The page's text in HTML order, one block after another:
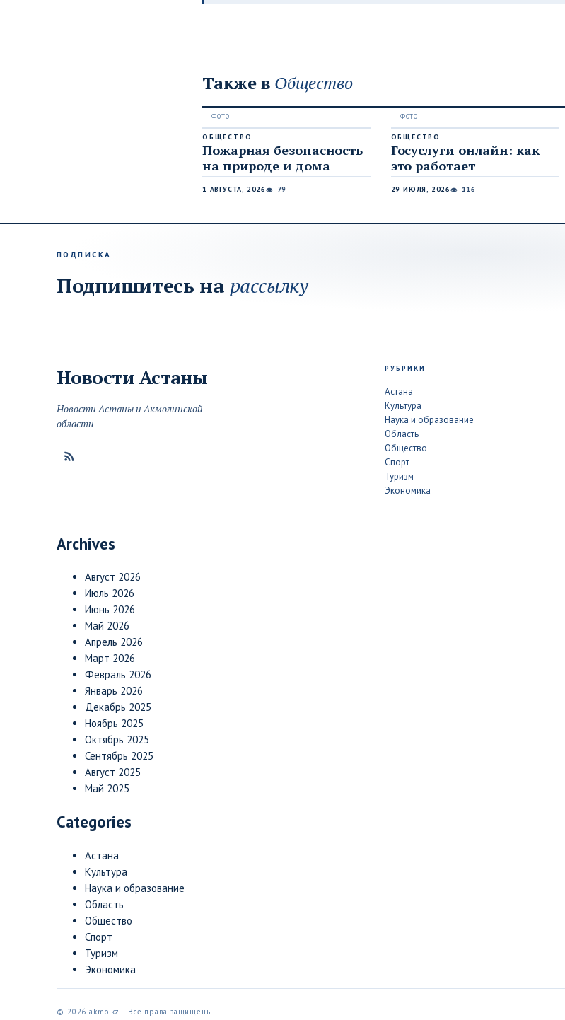
Также в Общество
ОБЩЕСТВО
Пожарная безопасность
на природе и дома
1 АВГУСТА, 2026👁 79
ОБЩЕСТВО
Госуслуги онлайн: как
это работает
29 ИЮЛЯ, 2026👁 116
ПОДПИСКА
Подпишитесь на рассылку
Новости Астаны
Новости Астаны и Акмолинской
области
РУБРИКИ
Астана
Культура
Наука и образование
Область
Общество
Спорт
Туризм
Экономика
Archives
Август 2026
Июль 2026
Июнь 2026
Май 2026
Апрель 2026
Март 2026
Февраль 2026
Январь 2026
Декабрь 2025
Ноябрь 2025
Октябрь 2025
Сентябрь 2025
Август 2025
Май 2025
Categories
Астана
Культура
Наука и образование
Область
Общество
Спорт
Туризм
Экономика
© 2026 akmo.kz · Все права защищены